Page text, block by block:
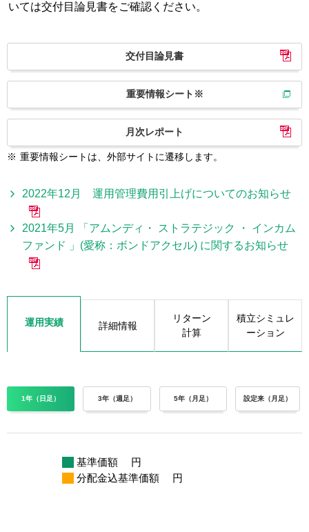
いては交付目論見書をご確認ください。
交付目論見書
重要情報シート※
月次レポート
※ 重要情報シートは、外部サイトに遷移します。
2022年12月 運用管理費用引上げについてのお知らせ
2021年5月 「アムンディ・ ストラテジック ・ インカム
ファンド 」(愛称：ボンドアクセル) に関するお知らせ
運用実績 詳細情報
リターン
計算
積立シミュレ
ーション
1年（日足） 3年（週足） 5年（月足） 設定来（月足）
基準価額
円
分配金込基準価額
円